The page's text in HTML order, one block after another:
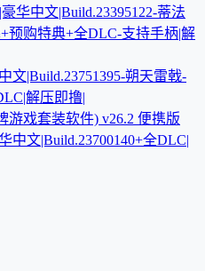
华中文|Build.23395122-蒂法
预购特典+全DLC-支持手柄|解
文|Build.23751395-朔天雷戟-
解压即撸|
游戏套装软件) v26.2 便携版
中文|Build.23700140+全DLC|